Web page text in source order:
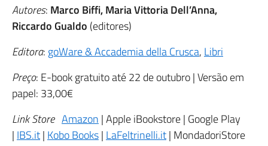
Autores: Marco Biffi, Maria Vittoria Dell’Anna,
Riccardo Gualdo (editores)
Editora: goWare & Accademia della Crusca,Libri
Preço: E-book gratuito até 22 de outubro | Versão em
papel: 33,00€
Link Store Amazon| Apple iBookstore | Google Play
|IBS.it|Kobo Books|LaFeltrinelli.it| MondadoriStore